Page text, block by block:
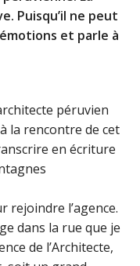
Puisqu’il ne peut
et parle à
péruvien
la rencontre de cet
en écriture
rejoindre l’agence.
dans la rue que je
de l’Architecte,